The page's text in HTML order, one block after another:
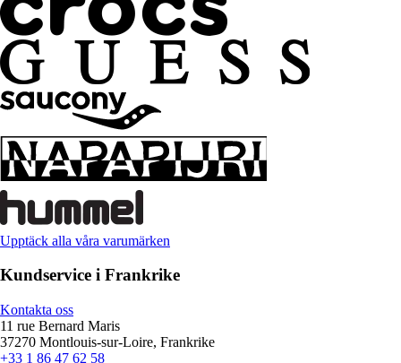
Upptäck alla våra varumärken
Kundservice i Frankrike
Kontakta oss
11 rue Bernard Maris
37270 Montlouis-sur-Loire, Frankrike
+33 1 86 47 62 58